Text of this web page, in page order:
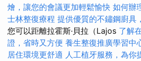
燴，讓您的會議更加輕鬆愉快 如何辦
士林整復療程 提供優質的不鏽鋼廚具
您可以距離拉霍斯·貝拉（Lajos 了解
證，省時又方便 養生整復推廣學習中
居住環境更舒適 人工植牙服務，為你